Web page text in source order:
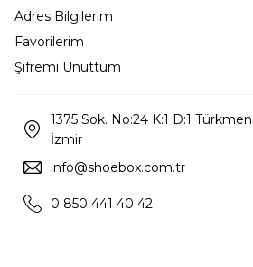
Adres Bilgilerim
Favorilerim
Şifremi Unuttum
1375 Sok. No:24 K:1 D:1
İzmir
info@shoebox.com.tr
0 850 441 40 42